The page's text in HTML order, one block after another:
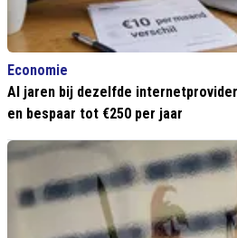
Economie
Al jaren bij dezelfde
en bespaar tot €250 per jaar